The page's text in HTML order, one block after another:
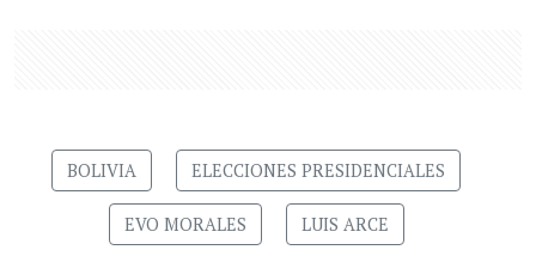
BOLIVIA ELECCIONES PRESIDENCIALES
EVO MORALES LUIS ARCE